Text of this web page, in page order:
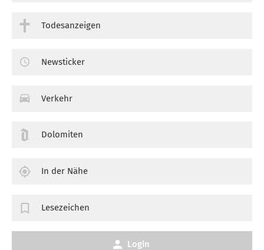
Todesanzeigen
Newsticker
Verkehr
Dolomiten
In der Nähe
Lesezeichen
Login